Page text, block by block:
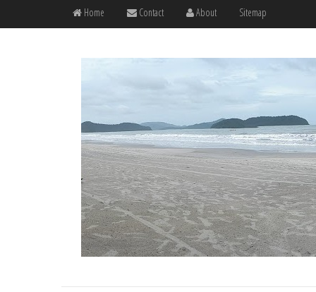
Home Contact About Sitemap